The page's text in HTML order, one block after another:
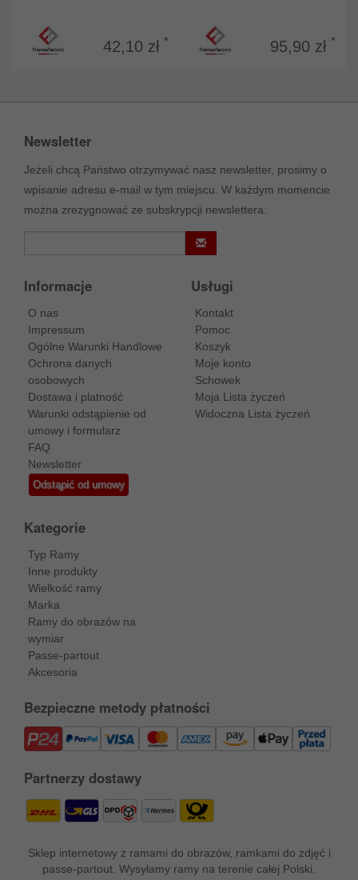
42,10 zł * 95,90 zł *
Newsletter
Jeżeli chcą Państwo otrzymywać nasz newsletter, prosimy o
wpisanie adresu e-mail w tym miejscu. W każdym momencie
można zrezygnować ze subskrypcji newslettera.
Informacje
O nas
Impressum
Ogólne Warunki Handlowe
Ochrona danych
osobowych
Dostawa i platność
Warunki odstąpienie od
umowy i formularz
FAQ
Newsletter
Odstąpić od umowy
Usługi
Kontakt
Pomoc
Koszyk
Moje konto
Schowek
Moja Lista życzeń
Widoczna Lista życzeń
Kategorie
Typ Ramy
Inne produkty
Wielkość ramy
Marka
Ramy do obrazów na
wymiar
Passe-partout
Akcesoria
Bezpieczne metody płatności
Partnerzy dostawy
Sklep internetowy z ramami do obrazów, ramkami do zdjęć i
passe-partout. Wysyłamy ramy na terenie całej Polski.